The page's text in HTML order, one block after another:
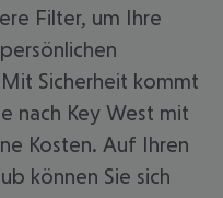
Filter, um Ihre
Sicherheit kommt
nach Key West mit
Kosten. Auf Ihren
können Sie sich